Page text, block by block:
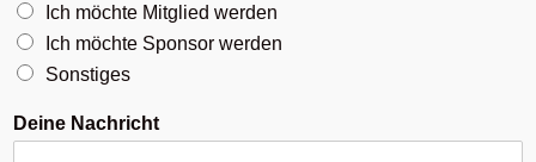
Ich möchte Mitglied werden
Ich möchte Sponsor werden
Sonstiges
Deine Nachricht